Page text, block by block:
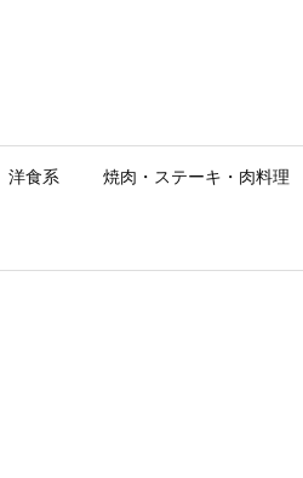
洋食系 焼肉・ステーキ・肉料理